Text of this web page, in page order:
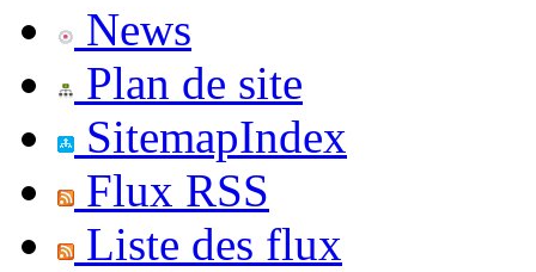
News
Plan de site
SitemapIndex
Flux RSS
Liste des flux